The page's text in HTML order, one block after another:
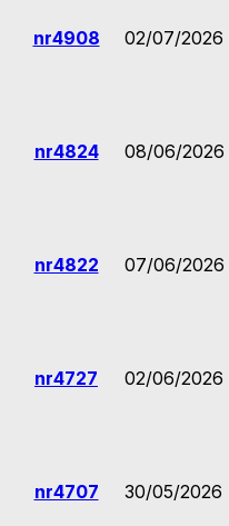
nr4908 02/07/2026
nr4824 08/06/2026
nr4822 07/06/2026
nr4727 02/06/2026
nr4707 30/05/2026
strony, zwiększasz